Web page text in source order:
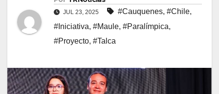
JUL 23, 2025 #Cauquenes, #Chile,
#Iniciativa, #Maule, #Paralímpica,
#Proyecto, #Talca